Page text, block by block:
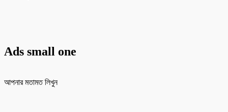
Ads small one
আপনার মতামত লিখুন